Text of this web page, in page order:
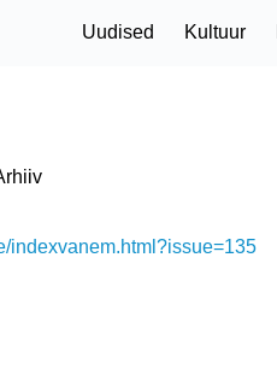
Uudised Kultuur
indexvanem.html?issue=135